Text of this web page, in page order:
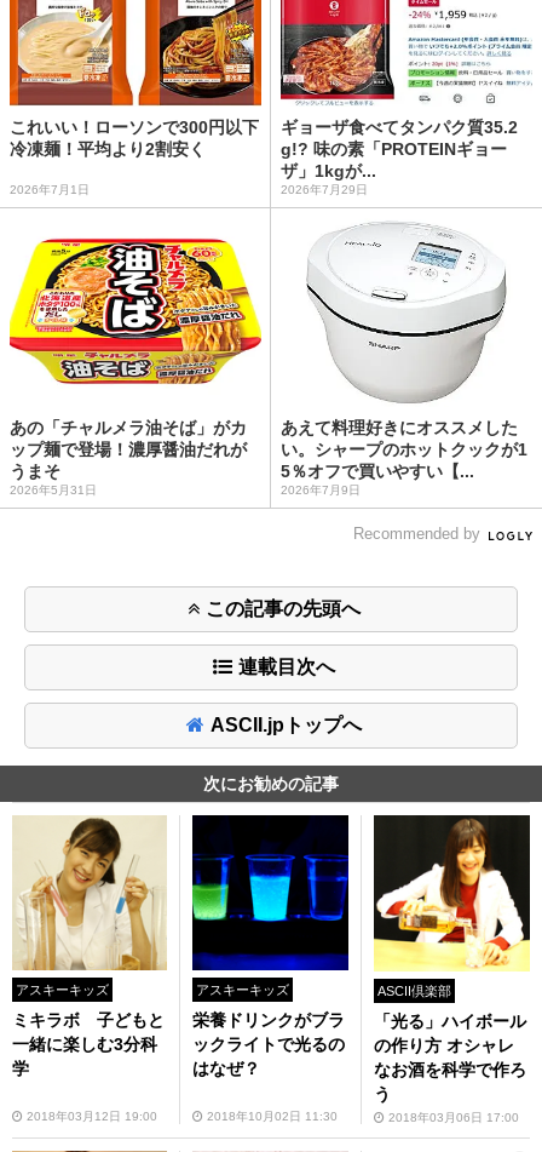
これいい！ローソンで300円以下
冷凍麺！平均より2割安く
2026年7月1日
ギョーザ食べてタンパク質35.2
g!? 味の素「PROTEINギョー
ザ」1kgが...
2026年7月29日
あの「チャルメラ油そば」がカ
ップ麺で登場！濃厚醤油だれが
うまそ
2026年5月31日
あえて料理好きにオススメした
い。シャープのホットクックが1
5％オフで買いやすい【...
2026年7月9日
Recommended by
この記事の先頭へ
連載目次へ
ASCII.jpトップへ
次にお勧めの記事
アスキーキッズ
ミキラボ 子どもと
一緒に楽しむ3分科
学
2018年03月12日 19:00
アスキーキッズ
栄養ドリンクがブラ
ックライトで光るの
はなぜ？
2018年10月02日 11:30
ASCII倶楽部
「光る」ハイボール
の作り方 オシャレ
なお酒を科学で作ろ
う
2018年03月06日 17:00